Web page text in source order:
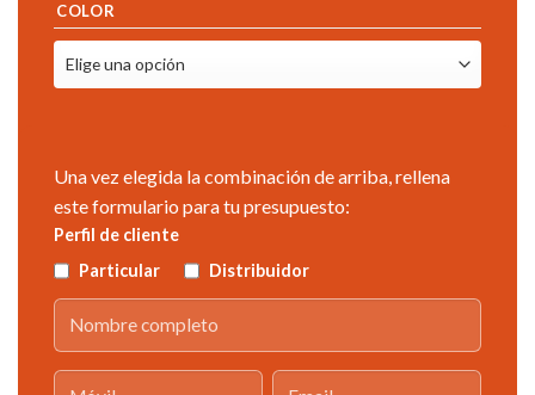
COLOR
Una vez elegida la combinación de arriba, rellena
este formulario para tu presupuesto:
Perfil de cliente
Particular
Distribuidor